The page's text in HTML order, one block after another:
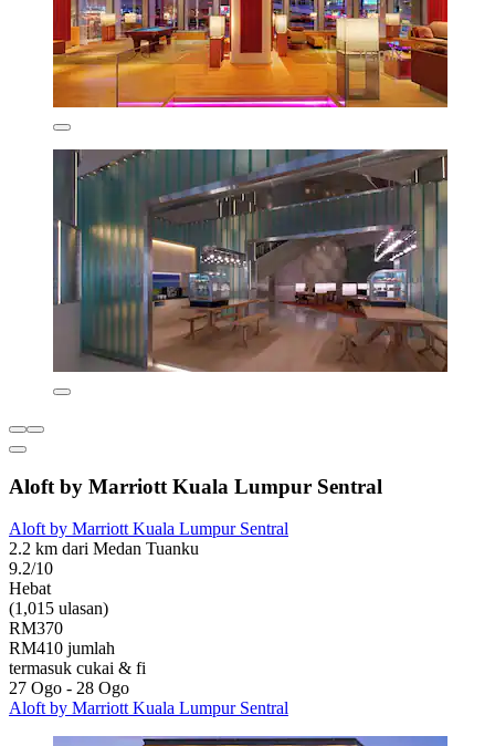
Aloft by Marriott Kuala Lumpur Sentral
Aloft by Marriott Kuala Lumpur Sentral
2.2 km dari Medan Tuanku
9.2/10
Hebat
(1,015 ulasan)
RM370
RM410 jumlah
termasuk cukai & fi
27 Ogo - 28 Ogo
Aloft by Marriott Kuala Lumpur Sentral